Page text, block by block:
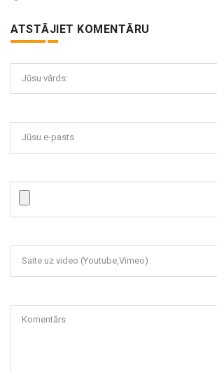
ATSTĀJIET KOMENTĀRU
Jūsu vārds:
Jūsu e-pasts
Saite uz video (Youtube,Vimeo)
Komentārs